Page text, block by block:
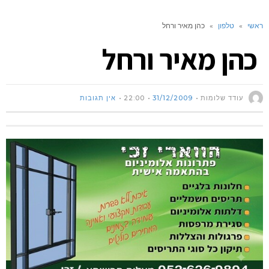
ראשי » טלפון » כהן מאיר ורחל
כהן מאיר ורחל
עודד שלומות 31/12/2009
22:00 אין תגובות